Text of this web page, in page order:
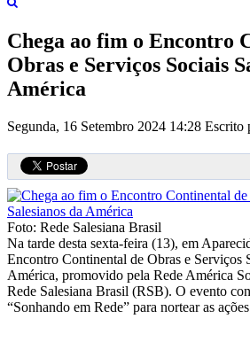
Chega ao fim o Encontro
Obras e Serviços Sociais
América
Segunda, 16 Setembro 2024 14:28 Escrito
Foto: Rede Salesiana Brasil
Na tarde desta sexta-feira (13), em
Encontro Continental de Obras e Serviços
América, promovido pela Rede América
Rede Salesiana Brasil (RSB). O evento
“Sonhando em Rede” para nortear as